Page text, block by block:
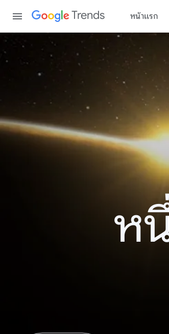
Trends หน้าแรก
ห